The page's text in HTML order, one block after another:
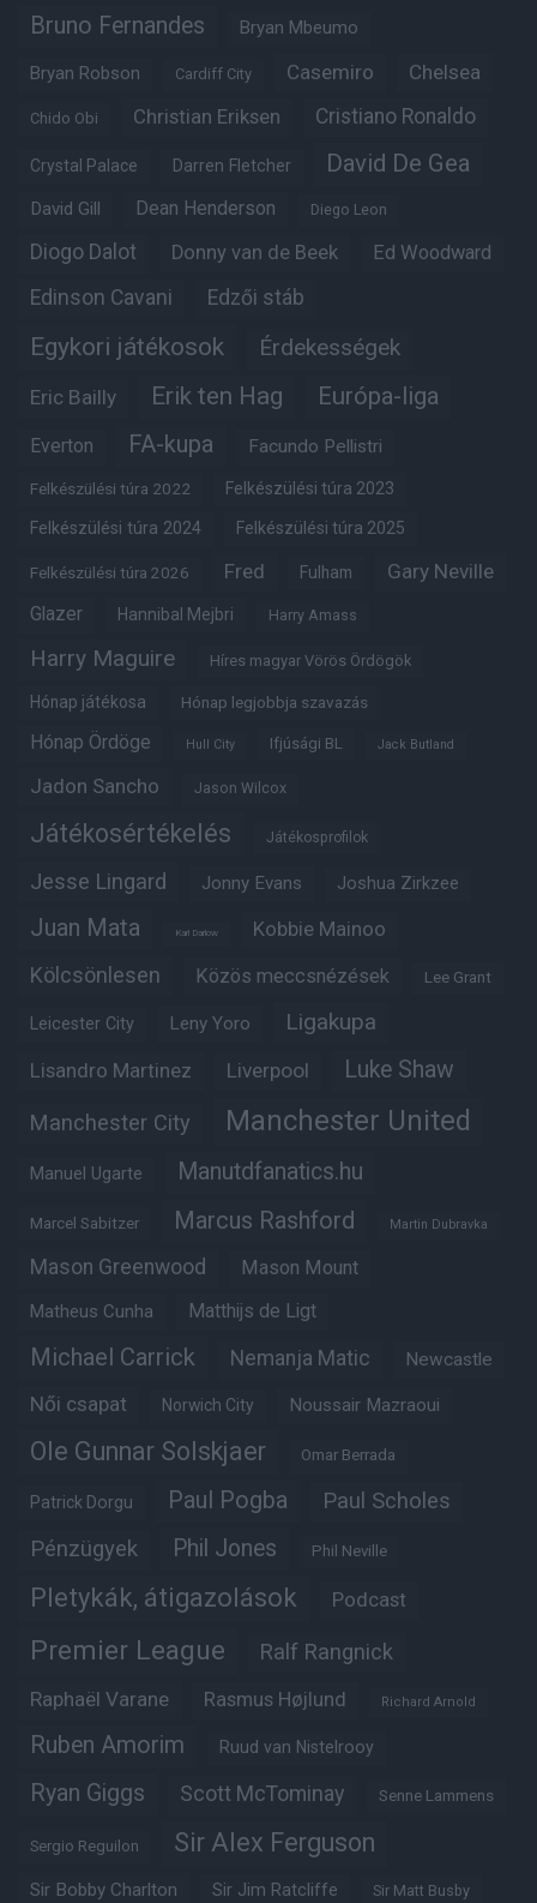
Bruno Fernandes Bryan Mbeumo
Bryan Robson Cardiff City Casemiro Chelsea
Chido Obi Christian Eriksen Cristiano Ronaldo
Crystal Palace Darren Fletcher David De Gea
David Gill Dean Henderson Diego Leon
Diogo Dalot Donny van de Beek Ed Woodward
Edinson Cavani Edzői stáb
Egykori játékosok Érdekességek
Eric Bailly Erik ten Hag Európa-liga
Everton FA-kupa Facundo Pellistri
Felkészülési túra 2022 Felkészülési túra 2023
Felkészülési túra 2024 Felkészülési túra 2025
Felkészülési túra 2026 Fred Fulham Gary Neville
Glazer Hannibal Mejbri Harry Amass
Harry Maguire Híres magyar Vörös Ördögök
Hónap játékosa Hónap legjobbja szavazás
Hónap Ördöge Hull City Ifjúsági BL Jack Butland
Jadon Sancho Jason Wilcox
Játékosértékelés Játékosprofilok
Jesse Lingard Jonny Evans Joshua Zirkzee
Juan Mata Karl Darlow Kobbie Mainoo
Kölcsönlesen Közös meccsnézések Lee Grant
Leicester City Leny Yoro Ligakupa
Lisandro Martinez Liverpool Luke Shaw
Manchester City Manchester United
Manuel Ugarte Manutdfanatics.hu
Marcel Sabitzer Marcus Rashford Martin Dubravka
Mason Greenwood Mason Mount
Matheus Cunha Matthijs de Ligt
Michael Carrick Nemanja Matic Newcastle
Női csapat Norwich City Noussair Mazraoui
Ole Gunnar Solskjaer Omar Berrada
Patrick Dorgu Paul Pogba Paul Scholes
Pénzügyek Phil Jones Phil Neville
Pletykák, átigazolások Podcast
Premier League Ralf Rangnick
Raphaël Varane Rasmus Højlund Richard Arnold
Ruben Amorim Ruud van Nistelrooy
Ryan Giggs Scott McTominay Senne Lammens
Sergio Reguilon Sir Alex Ferguson
Sir Bobby Charlton Sir Jim Ratcliffe Sir Matt Busby